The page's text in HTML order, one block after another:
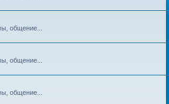
общение...
общение...
общение...